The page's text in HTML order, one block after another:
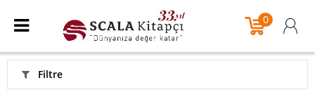
0
Filtre